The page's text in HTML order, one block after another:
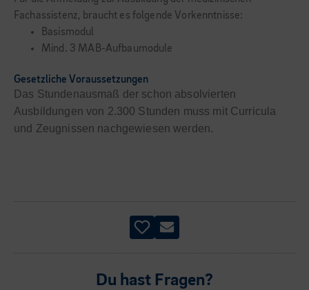
Fachassistenz, braucht es folgende Vorkenntnisse:
Basismodul
Mind. 3 MAB-Aufbaumodule
Gesetzliche Voraussetzungen
Das Stundenausmaß der schon absolvierten
Ausbildungen von 2.300 Stunden muss mit Curricula
und Zeugnissen nachgewiesen werden.
Du hast Fragen?